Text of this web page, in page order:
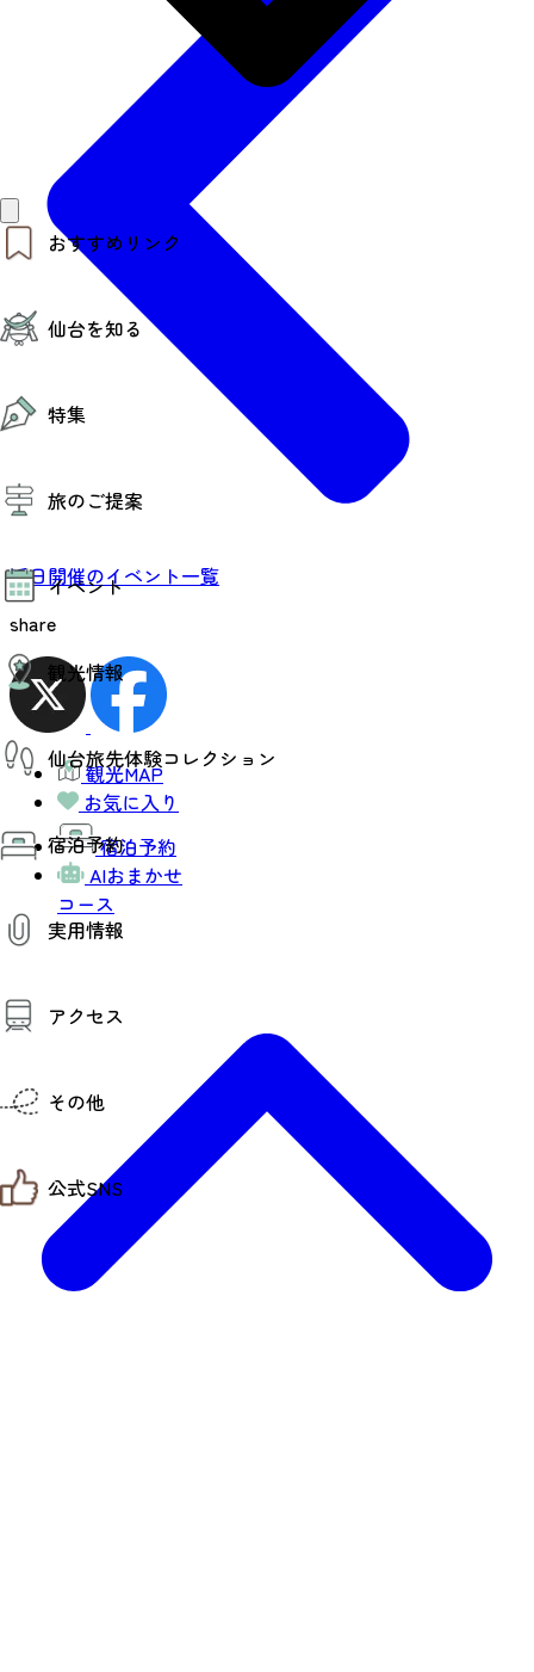
おすすめリンク
仙台夜時間
モデルコース
お得なチケット
仙台を知る
エリアガイド
仙台観光PR動画ライブラリー
仙台から行く東北周遊旅
伝統的工芸品
特集
夜時間トピックス
旅のご提案
AIおまかせコース
イベント
その他イベント情報（音楽・展示会）
スポーツ情報
コンベンション情報
観光情報
観光スポット
温泉
美味いもの
季節のイベント
プロスポーツチーム・プロオーケストラ
仙台の銘品
仙台夜時間
宿泊施設
仙台観光マップ
仙台旅先体験コレクション
仙台旅先体験コレクション
体験プログラム検索（予約）
体験事業者からのお知らせ
体験トピックス
体験事業者
宿泊予約
宿泊予約
実用情報
お役立ち情報
アクセス
仙台までの経路検索
市内の交通情報
お得なチケット
その他
お知らせ
お問い合わせ
教育旅行
観光マップ
せんだい旅日和とは
サイト利用規約
公式SNS
せんだい旅日和 X
せんだい旅日和 Instagram
せんだい旅日和 Facebook
近日開催のイベント一覧
share
観光MAP
お気に入り
宿泊予約
AIおまかせ
コース